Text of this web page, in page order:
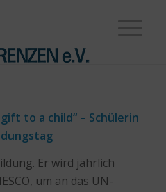
to a child“ – Schülerin
Er wird jährlich
um an das UN-